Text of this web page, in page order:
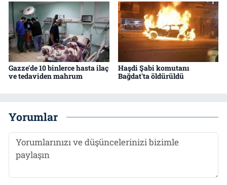
Gazze'de 10 binlerce hasta ilaç
ve tedaviden mahrum
Haşdi Şabi komutanı
Bağdat'ta öldürüldü
Yorumlar